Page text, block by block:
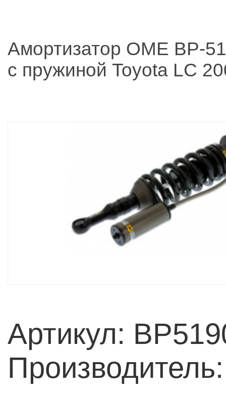
Амортизатор OME BP-
с пружиной Toyota LC
Артикул: